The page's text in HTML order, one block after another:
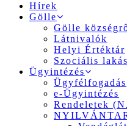
Hírek
Gölle
Gölle
Látnivalók
Helyi Értéktár
Szociális
Ügyintézés
Ügyfélfogadás
e-Ügyintézés
Rendeletek